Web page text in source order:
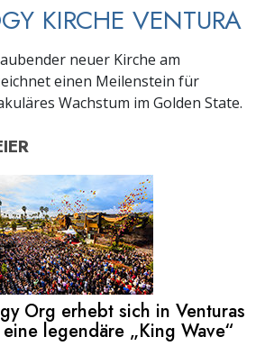
KIRCHE VENTURA
neuer Kirche am
einen Meilenstein für
Wachstum im Golden State.
Org erhebt sich in Venturas
legendäre „King Wave“